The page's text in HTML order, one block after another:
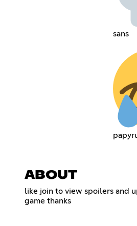
sans‎ ‎ ‎‎
ABOUT
like join to view spoilers and
game thanks